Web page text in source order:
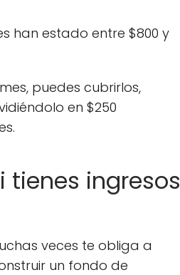
han estado entre $800 y
puedes cubrirlos,
en $250
tienes ingresos
veces te obliga a
un fondo de